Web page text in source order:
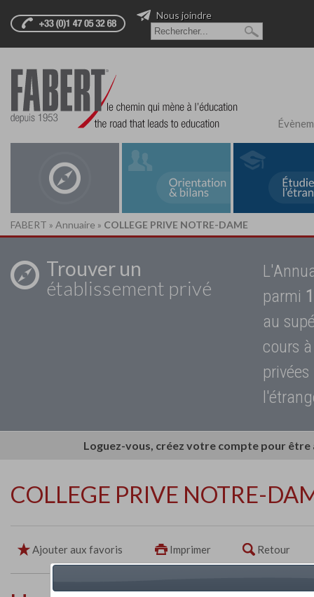
Nous joindre
FABERT » Annuaire » COLLEGE PRIVE NOTRE-DAME
Trouver un
établissement privé
parmi
au
cours
Loguez-vous, créez votre compte pour
COLLEGE PRIVE NOTRE-
Ajouter aux favoris Imprimer Retour